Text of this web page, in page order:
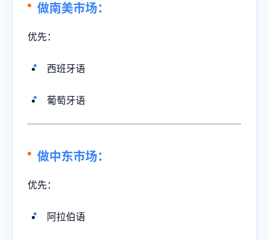
做南美市场：
优先：
西班牙语
葡萄牙语
做中东市场：
优先：
阿拉伯语